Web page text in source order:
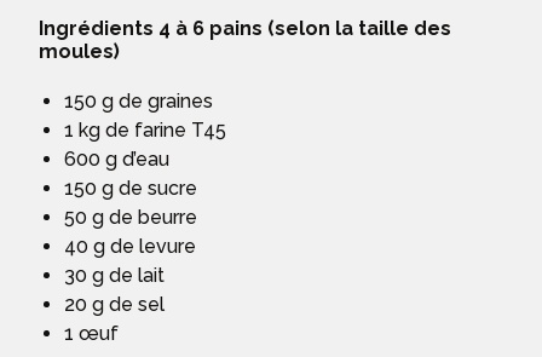
Ingrédients 4 à 6 pains (selon la taille des
moules)
150 g de graines
1 kg de farine T45
600 g d’eau
150 g de sucre
50 g de beurre
40 g de levure
30 g de lait
20 g de sel
1 œuf